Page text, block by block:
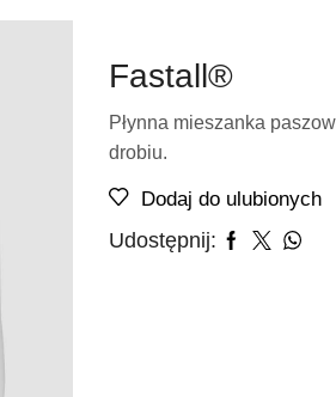
Fastall®
Płynna mieszanka
drobiu.
Dodaj do ulubionych
Udostępnij: